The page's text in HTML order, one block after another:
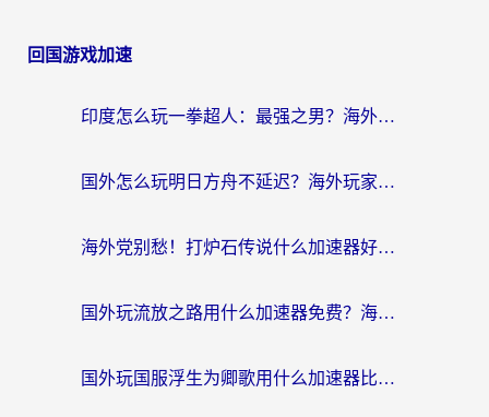
回国游戏加速
印度怎么玩一拳超人：最强之男？海外党国服游戏加速避坑指南
国外怎么玩明日方舟不延迟？海外玩家国服游戏加速终极指南（附DNF梦幻诛仙解决方案）
海外党别愁！打炉石传说什么加速器好用？3个实用技巧解决国服游戏卡顿
国外玩流放之路用什么加速器免费？海外党亲测有效的国服游戏加速指南
国外玩国服浮生为卿歌用什么加速器比较好？海外党亲测不踩坑指南